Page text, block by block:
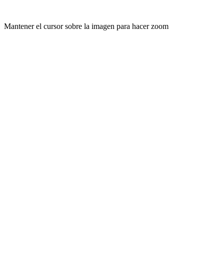
Mantener el cursor sobre la imagen para hacer zoom